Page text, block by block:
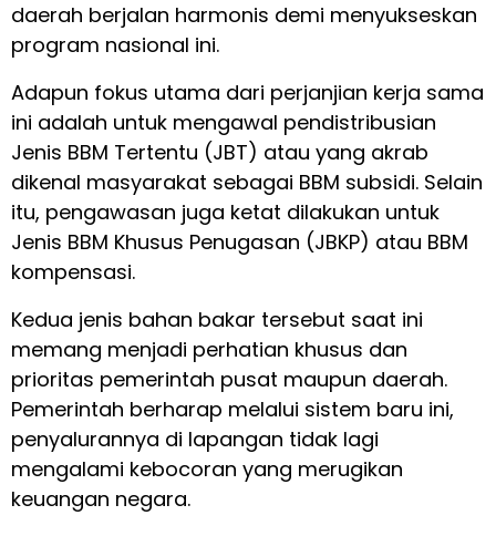
daerah berjalan harmonis demi menyukseskan
program nasional ini.
Adapun fokus utama dari perjanjian kerja sama
ini adalah untuk mengawal pendistribusian
Jenis BBM Tertentu (JBT) atau yang akrab
dikenal masyarakat sebagai BBM subsidi. Selain
itu, pengawasan juga ketat dilakukan untuk
Jenis BBM Khusus Penugasan (JBKP) atau BBM
kompensasi.
Kedua jenis bahan bakar tersebut saat ini
memang menjadi perhatian khusus dan
prioritas pemerintah pusat maupun daerah.
Pemerintah berharap melalui sistem baru ini,
penyalurannya di lapangan tidak lagi
mengalami kebocoran yang merugikan
keuangan negara.